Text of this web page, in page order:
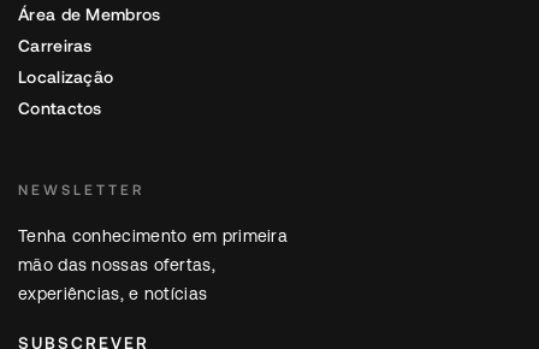
Área de Membros
Carreiras
Localização
Contactos
NEWSLETTER
Tenha conhecimento em primeira
mão das nossas ofertas,
experiências, e notícias
SUBSCREVER